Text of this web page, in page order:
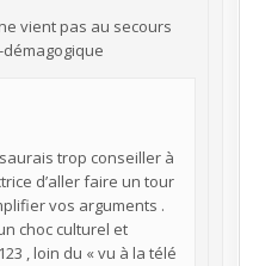
vient pas au secours
trop conseiller à
d’aller faire un tour
vos arguments .
choc culturel et
, loin du « vu à la télé